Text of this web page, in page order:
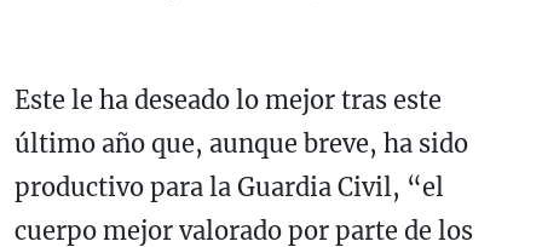
Este le ha deseado lo mejor tras este
último año que, aunque breve, ha sido
productivo para la Guardia Civil, “el
cuerpo mejor valorado por parte de los